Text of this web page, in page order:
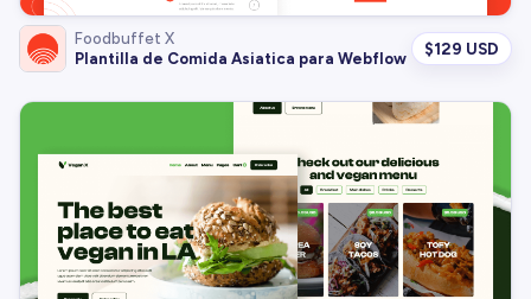
Foodbuffet X
Plantilla de Comida Asiatica para Webflow
$129 USD